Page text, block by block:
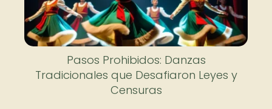
Pasos Prohibidos: Danzas
Tradicionales que Desafiaron Leyes y
Censuras